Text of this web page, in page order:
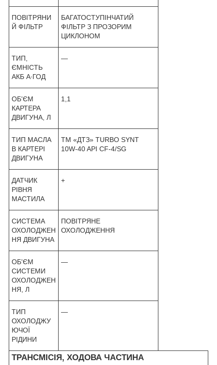
ПОВІТРЯНИ
Й ФІЛЬТР
БАГАТОСТУПІНЧАТИЙ
ФІЛЬТР З ПРОЗОРИМ
ЦИКЛОНОМ
ТИП,
ЄМНІСТЬ
АКБ А∙ГОД
—
ОБ'ЄМ
КАРТЕРА
ДВИГУНА, Л
1,1
ТИП МАСЛА
В КАРТЕРІ
ДВИГУНА
ТМ «ДТЗ» TURBO SYNT
10W-40 API CF-4/SG
ДАТЧИК
РІВНЯ
МАСТИЛА
+
СИСТЕМА
ОХОЛОДЖЕН
НЯ ДВИГУНА
ПОВІТРЯНЕ
ОХОЛОДЖЕННЯ
ОБ'ЄМ
СИСТЕМИ
ОХОЛОДЖЕН
НЯ, Л
—
ТИП
ОХОЛОДЖУ
ЮЧОЇ
РІДИНИ
—
ТРАНСМІСІЯ, ХОДОВА ЧАСТИНА